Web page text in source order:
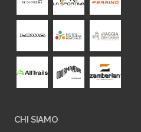
CHI SIAMO